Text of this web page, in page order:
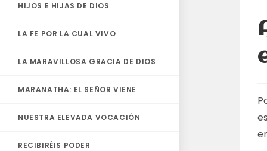
HIJOS E HIJAS DE DIOS
LA FE POR LA CUAL VIVO
LA MARAVILLOSA GRACIA DE DIOS
MARANATHA: EL SEÑOR VIENE
NUESTRA ELEVADA VOCACIÓN
RECIBIRÉIS PODER